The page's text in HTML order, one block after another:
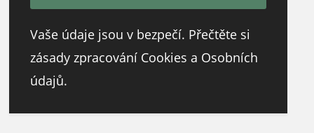
Vaše údaje jsou v bezpečí. Přečtěte si
zásady zpracování Cookies a Osobních
údajů.